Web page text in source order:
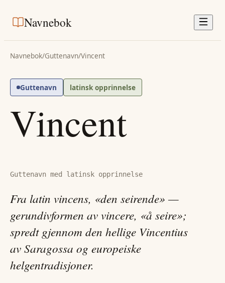
Navnebok
Navnebok/Guttenavn/Vincent
Guttenavn latinsk opprinnelse
Vincent
Guttenavn med latinsk opprinnelse
Fra latin vincens, «den seirende» —
gerundivformen av vincere, «å seire»;
spredt gjennom den hellige Vincentius
av Saragossa og europeiske
helgentradisjoner.